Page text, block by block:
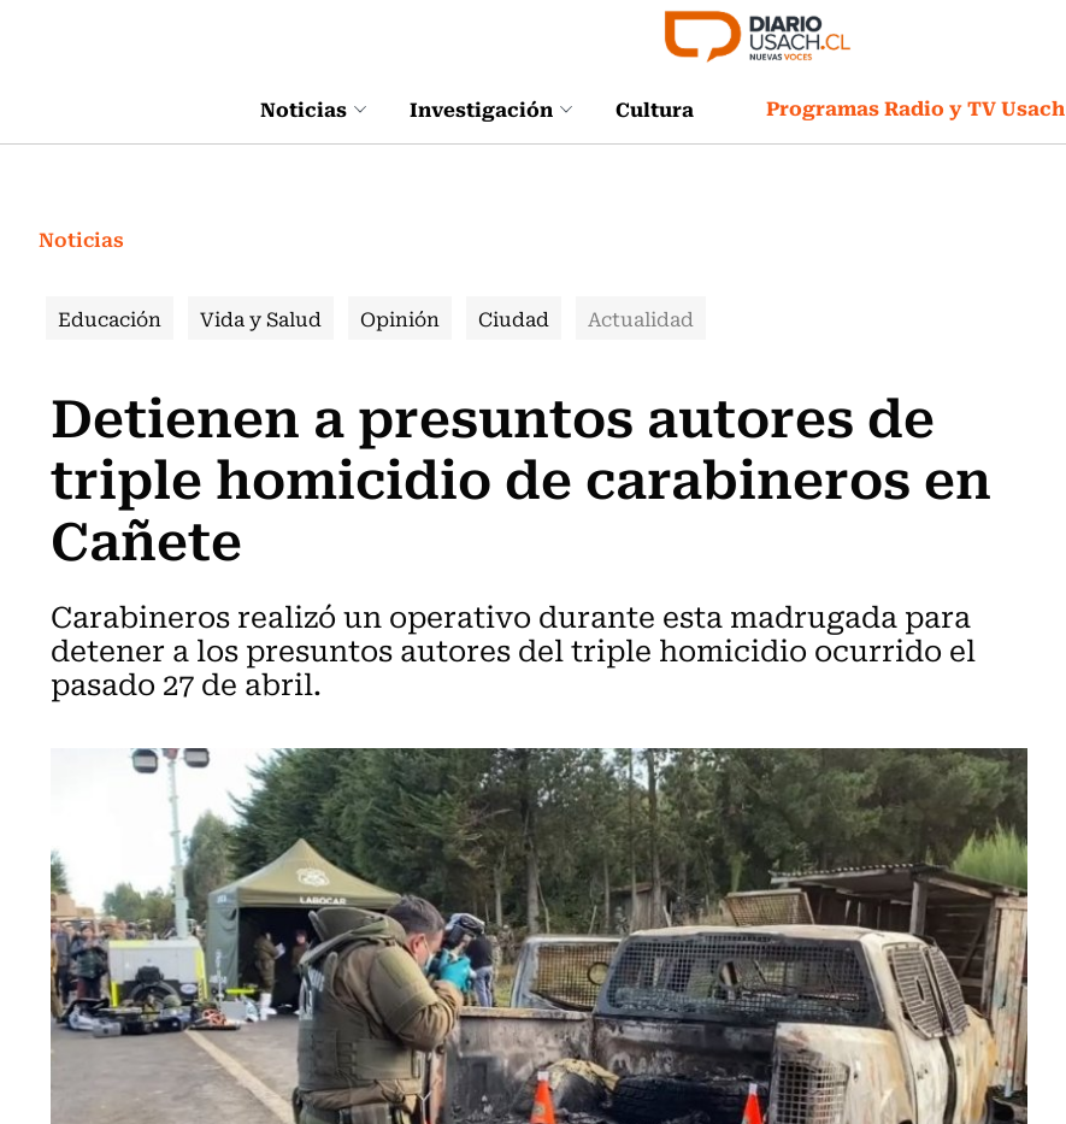
Noticias Investigación Cultura Programas Radio y TV Usach
Noticias
Educación Vida y Salud Opinión Ciudad Actualidad
Detienen a presuntos autores de
triple homicidio de carabineros en
Cañete
Carabineros realizó un operativo durante esta madrugada para
detener a los presuntos autores del triple homicidio ocurrido el
pasado 27 de abril.